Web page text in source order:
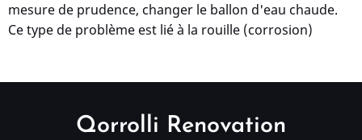
mesure de prudence, changer le ballon d'eau chaude.
Ce type de problème est lié à la rouille (corrosion)
Qorrolli Renovation